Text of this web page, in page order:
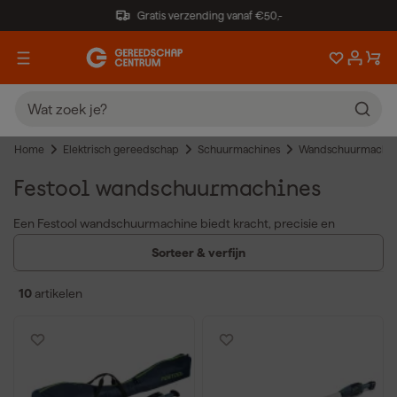
Gratis verzending vanaf €50,-
Home Elektrisch gereedschap Schuurmachines
Festool wandschuurmachines
Een Festool wandschuurmachine biedt kracht, precisie en
efficiëntie voor het schuren van muren en plafonds. Of je nu kiest
voor een wandschuurmachine van Festool op accu of een
Ergonomisch en lichtgewicht ontwerp voor langdurig gebruik
Accu- en netstroommodellen voor flexibiliteit op elke werkplek.
Sorteer & verfijn
10 artikelen